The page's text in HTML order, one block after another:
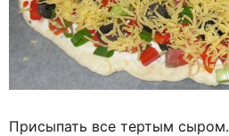
Присыпать все тертым сыром.